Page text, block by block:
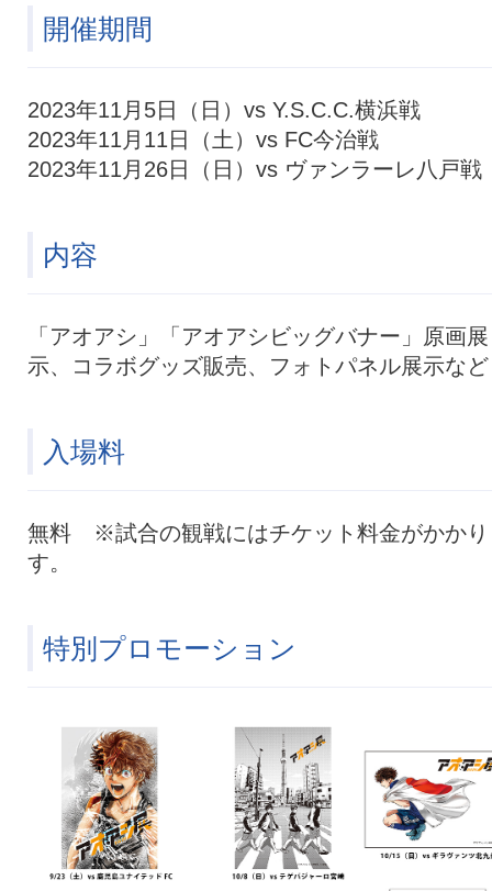
開催期間
2023年11月5日（日）vs Y.S.C.C.横浜戦
2023年11月11日（土）vs FC今治戦
2023年11月26日（日）vs ヴァンラーレ八戸戦
内容
「アオアシ」「アオアシビッグバナー」原画展
示、コラボグッズ販売、フォトパネル展示など
入場料
無料 ※試合の観戦にはチケット料金がかかり
す。
特別プロモーション